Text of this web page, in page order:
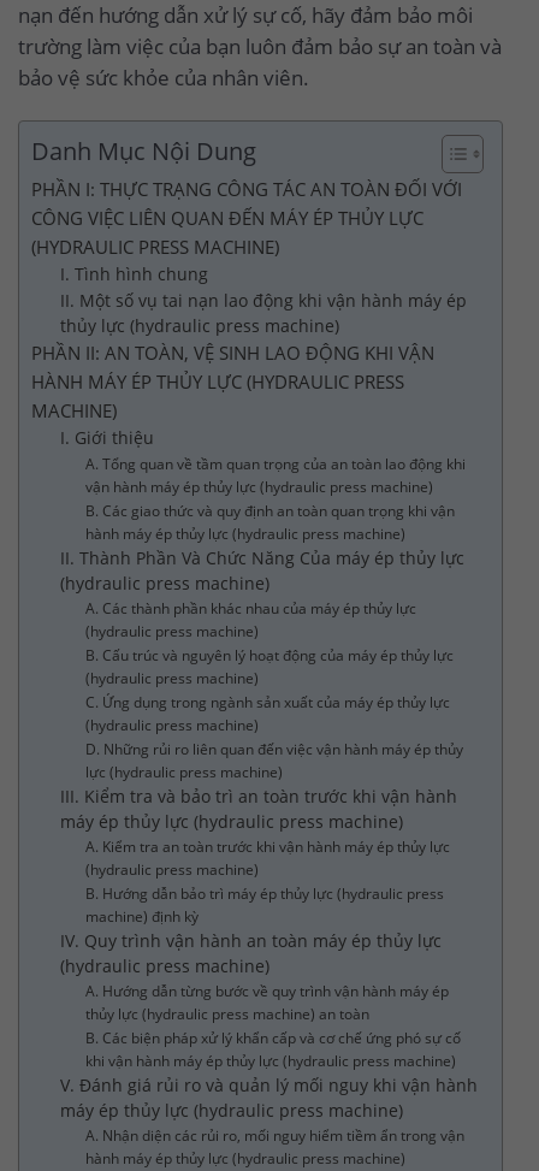
nạn đến hướng dẫn xử lý sự cố, hãy đảm bảo môi
trường làm việc của bạn luôn đảm bảo sự an toàn và
bảo vệ sức khỏe của nhân viên.
Danh Mục Nội Dung
PHẦN I: THỰC TRẠNG CÔNG TÁC AN TOÀN ĐỐI VỚI
CÔNG VIỆC LIÊN QUAN ĐẾN MÁY ÉP THỦY LỰC
(HYDRAULIC PRESS MACHINE)
I. Tình hình chung
II. Một số vụ tai nạn lao động khi vận hành máy ép
thủy lực (hydraulic press machine)
PHẦN II: AN TOÀN, VỆ SINH LAO ĐỘNG KHI VẬN
HÀNH MÁY ÉP THỦY LỰC (HYDRAULIC PRESS
MACHINE)
I. Giới thiệu
A. Tổng quan về tầm quan trọng của an toàn lao động khi
vận hành máy ép thủy lực (hydraulic press machine)
B. Các giao thức và quy định an toàn quan trọng khi vận
hành máy ép thủy lực (hydraulic press machine)
II. Thành Phần Và Chức Năng Của máy ép thủy lực
(hydraulic press machine)
A. Các thành phần khác nhau của máy ép thủy lực
(hydraulic press machine)
B. Cấu trúc và nguyên lý hoạt động của máy ép thủy lực
(hydraulic press machine)
C. Ứng dụng trong ngành sản xuất của máy ép thủy lực
(hydraulic press machine)
D. Những rủi ro liên quan đến việc vận hành máy ép thủy
lực (hydraulic press machine)
III. Kiểm tra và bảo trì an toàn trước khi vận hành
máy ép thủy lực (hydraulic press machine)
A. Kiểm tra an toàn trước khi vận hành máy ép thủy lực
(hydraulic press machine)
B. Hướng dẫn bảo trì máy ép thủy lực (hydraulic press
machine) định kỳ
IV. Quy trình vận hành an toàn máy ép thủy lực
(hydraulic press machine)
A. Hướng dẫn từng bước về quy trình vận hành máy ép
thủy lực (hydraulic press machine) an toàn
B. Các biện pháp xử lý khẩn cấp và cơ chế ứng phó sự cố
khi vận hành máy ép thủy lực (hydraulic press machine)
V. Đánh giá rủi ro và quản lý mối nguy khi vận hành
máy ép thủy lực (hydraulic press machine)
A. Nhận diện các rủi ro, mối nguy hiểm tiềm ẩn trong vận
hành máy ép thủy lực (hydraulic press machine)